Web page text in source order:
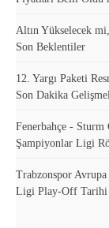
Altın Yükselecek
Son Beklentiler
12. Yargı Paketi
Son Dakika
Fenerbahçe - Sturm
Şampiyonlar Ligi
Trabzonspor
Ligi Play-Off